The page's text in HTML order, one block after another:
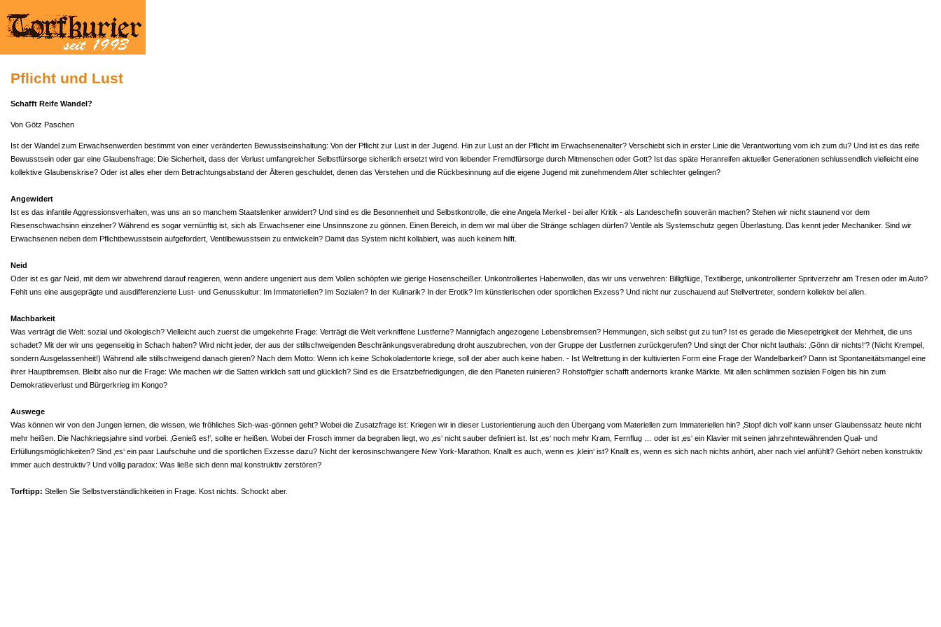
Pflicht und Lust
Schafft Reife Wandel?
Von Götz Paschen
Ist der Wandel zum Erwachsenwerden bestimmt von einer veränderten Bewusstseinshaltung: Von der Pflicht zur Lust in der Jugend. Hin zur Lust an der Pflicht im Erwachsenenalter? Verschiebt sich in erster Linie die Verantwortung vom ich zum du? Und ist es das reife
Bewusstsein oder gar eine Glaubensfrage: Die Sicherheit, dass der Verlust umfangreicher Selbstfürsorge sicherlich ersetzt wird von liebender Fremdfürsorge durch Mitmenschen oder Gott? Ist das späte Heranreifen aktueller Generationen schlussendlich vielleicht eine
kollektive Glaubenskrise? Oder ist alles eher dem Betrachtungsabstand der Älteren geschuldet, denen das Verstehen und die Rückbesinnung auf die eigene Jugend mit zunehmendem Alter schlechter gelingen?
Angewidert
Ist es das infantile Aggressionsverhalten, was uns an so manchem Staatslenker anwidert? Und sind es die Besonnenheit und Selbstkontrolle, die eine Angela Merkel - bei aller Kritik - als Landeschefin souverän machen? Stehen wir nicht staunend vor dem
Riesenschwachsinn einzelner? Während es sogar vernünftig ist, sich als Erwachsener eine Unsinnszone zu gönnen. Einen Bereich, in dem wir mal über die Stränge schlagen dürfen? Ventile als Systemschutz gegen Überlastung. Das kennt jeder Mechaniker. Sind wir
Erwachsenen neben dem Pflichtbewusstsein aufgefordert, Ventilbewusstsein zu entwickeln? Damit das System nicht kollabiert, was auch keinem hilft.
Neid
Oder ist es gar Neid, mit dem wir abwehrend darauf reagieren, wenn andere ungeniert aus dem Vollen schöpfen wie gierige Hosenscheißer. Unkontrolliertes Habenwollen, das wir uns verwehren: Billigflüge, Textilberge, unkontrollierter Spritverzehr am Tresen oder im Auto?
Fehlt uns eine ausgeprägte und ausdifferenzierte Lust- und Genusskultur: Im Immateriellen? Im Sozialen? In der Kulinarik? In der Erotik? Im künstlerischen oder sportlichen Exzess? Und nicht nur zuschauend auf Stellvertreter, sondern kollektiv bei allen.
Machbarkeit
Was verträgt die Welt: sozial und ökologisch? Vielleicht auch zuerst die umgekehrte Frage: Verträgt die Welt verkniffene Lustferne? Mannigfach angezogene Lebensbremsen? Hemmungen, sich selbst gut zu tun? Ist es gerade die Miesepetrigkeit der Mehrheit, die uns
schadet? Mit der wir uns gegenseitig in Schach halten? Wird nicht jeder, der aus der stillschweigenden Beschränkungsverabredung droht auszubrechen, von der Gruppe der Lustfernen zurückgerufen? Und singt der Chor nicht lauthals: ‚Gönn dir nichts!‘? (Nicht Krempel,
sondern Ausgelassenheit!) Während alle stillschweigend danach gieren? Nach dem Motto: Wenn ich keine Schokoladentorte kriege, soll der aber auch keine haben. - Ist Welt­rettung in der kultivierten Form eine Frage der Wandelbarkeit? Dann ist Spontaneitätsmangel eine
ihrer Hauptbremsen. Bleibt also nur die Frage: Wie machen wir die Satten wirklich satt und glücklich? Sind es die Ersatzbefriedigungen, die den Planeten ruinieren? Rohstoffgier schafft andernorts kranke Märkte. Mit allen schlimmen sozialen Folgen bis hin zum
Demokratieverlust und Bürgerkrieg im Kongo?
Auswege
Was können wir von den Jungen lernen, die wissen, wie fröhliches Sich-was-gönnen geht? Wobei die Zusatzfrage ist: Kriegen wir in dieser Lustorientierung auch den Übergang vom Materiellen zum Immateriellen hin? ‚Stopf dich voll‘ kann unser Glaubenssatz heute nicht
mehr heißen. Die Nachkriegsjahre sind vorbei. ‚Genieß es!‘, sollte er heißen. Wobei der Frosch immer da begraben liegt, wo ‚es‘ nicht sauber definiert ist. Ist ‚es‘ noch mehr Kram, Fernflug … oder ist ‚es‘ ein Klavier mit seinen jahrzehntewährenden Qual- und
Erfüllungsmöglichkeiten? Sind ‚es‘ ein paar Laufschuhe und die sportlichen Exzesse dazu? Nicht der kerosinschwangere New York-Marathon. Knallt es auch, wenn es ‚klein‘ ist? Knallt es, wenn es sich nach nichts anhört, aber nach viel anfühlt? Gehört neben konstruktiv
immer auch destruktiv? Und völlig paradox: Was ließe sich denn mal konstruktiv zerstören?
Torftipp: Stellen Sie Selbstverständlichkeiten in Frage. Kost nichts. Schockt aber.